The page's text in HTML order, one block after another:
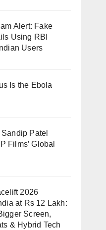
Alert: Fake
Using RBI
Users
Is the Ebola
Patel
Films’ Global
2026
at Rs 12 Lakh:
Screen,
& Hybrid Tech